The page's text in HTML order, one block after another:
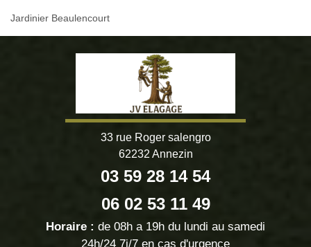
Jardinier Beaulencourt
33 rue Roger salengro
62232 Annezin
03 59 28 14 54
06 02 53 11 49
Horaire : de 08h a 19h du lundi au samedi
24h/24 7j/7 en cas d'urgence